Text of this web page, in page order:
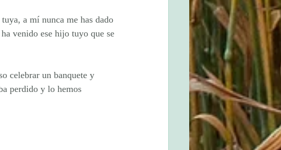
a mí nunca me has dado
venido ese hijo tuyo que se
celebrar un banquete y
perdido y lo hemos